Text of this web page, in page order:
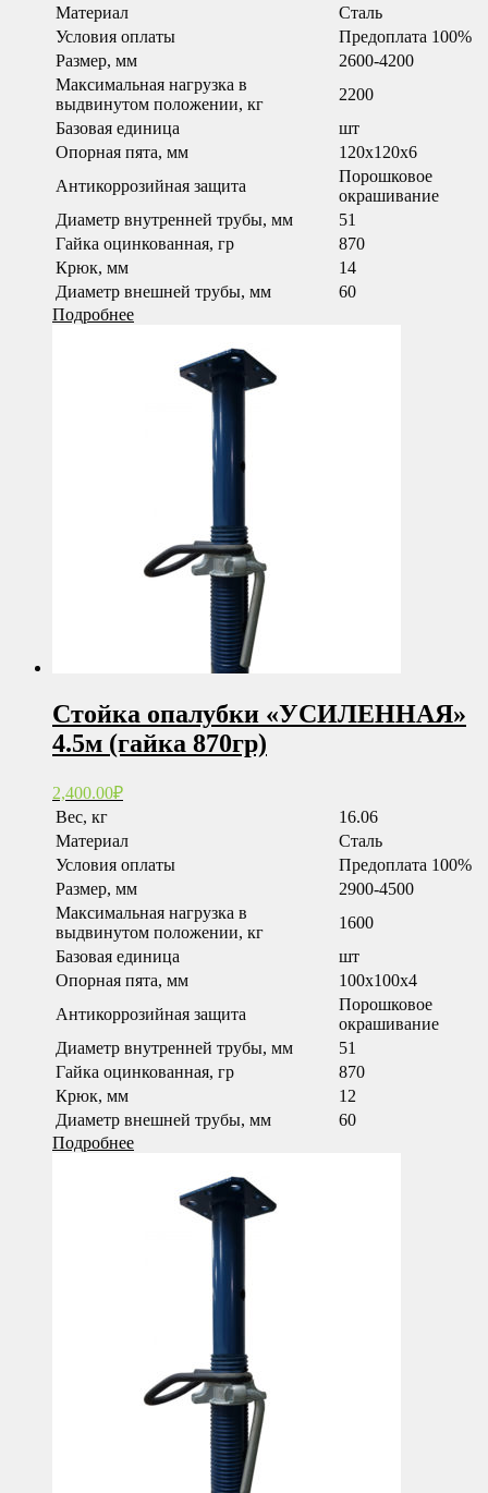
Материал
Сталь
Условия оплаты
Предоплата 100%
Размер, мм
2600-4200
Максимальная нагрузка в
выдвинутом положении, кг
2200
Базовая единица
шт
Опорная пята, мм
120x120x6
Антикоррозийная защита
Порошковое
окрашивание
Диаметр внутренней трубы, мм
51
Гайка оцинкованная, гр
870
Крюк, мм
14
Диаметр внешней трубы, мм
60
Подробнее
Стойка опалубки «УСИЛЕННАЯ»
4.5м (гайка 870гр)
2,400.00₽
Вес, кг
16.06
Материал
Сталь
Условия оплаты
Предоплата 100%
Размер, мм
2900-4500
Максимальная нагрузка в
выдвинутом положении, кг
1600
Базовая единица
шт
Опорная пята, мм
100x100x4
Антикоррозийная защита
Порошковое
окрашивание
Диаметр внутренней трубы, мм
51
Гайка оцинкованная, гр
870
Крюк, мм
12
Диаметр внешней трубы, мм
60
Подробнее